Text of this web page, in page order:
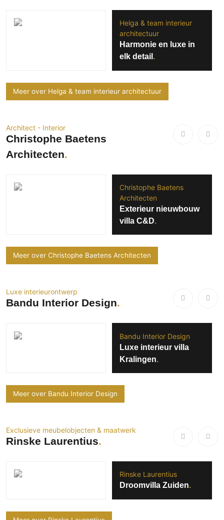
Helga & team interieur
architectuur
Harmonie en luxe in
elk detail
Meer over Helga & team interieur architectuur
Architect - Interior
Christophe Baetens
Architecten
Christophe Baetens
Architecten
Exterieur nieuwbouw
villa C&D
Meer over Christophe Baetens Architecten
Luxe interieurontwerp
Bandu Interior Design
Bandu Interior Design
Luxe interieur villa
Kralingen
Meer over Bandu Interior Design
Exclusieve meubelobjecten & maatwerk
Rinske Laurentius
Rinske Laurentius
Droomvilla Zuiden